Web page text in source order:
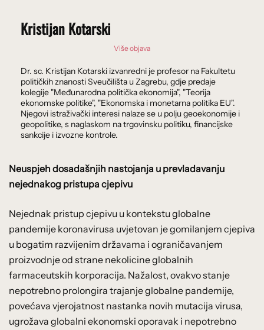
Kristijan Kotarski
Više objava
Dr. sc. Kristijan Kotarski izvanredni je profesor na Fakultetu
političkih znanosti Sveučilišta u Zagrebu, gdje predaje
kolegije "Međunarodna politička ekonomija", "Teorija
ekonomske politike", "Ekonomska i monetarna politika EU".
Njegovi istraživački interesi nalaze se u polju geoekonomije i
geopolitike, s naglaskom na trgovinsku politiku, financijske
sankcije i izvozne kontrole.
Neuspjeh dosadašnjih nastojanja u prevladavanju
nejednakog pristupa cjepivu
Nejednak pristup cjepivu u kontekstu globalne
pandemije koronavirusa uvjetovan je gomilanjem cjepiva
u bogatim razvijenim državama i ograničavanjem
proizvodnje od strane nekolicine globalnih
farmaceutskih korporacija. Nažalost, ovakvo stanje
nepotrebno prolongira trajanje globalne pandemije,
povećava vjerojatnost nastanka novih mutacija virusa,
ugrožava globalni ekonomski oporavak i nepotrebno